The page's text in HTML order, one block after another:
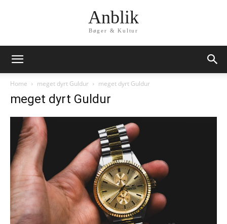
Anblik
Bøger & Kultur
Home meget dyrt Guldur meget dyrt Guldur
meget dyrt Guldur